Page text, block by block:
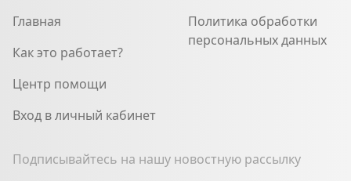
Главная
Как это работает?
Центр помощи
Вход в личный кабинет
Политика обработки
персональных данных
Подписывайтесь на нашу новостную рассылку